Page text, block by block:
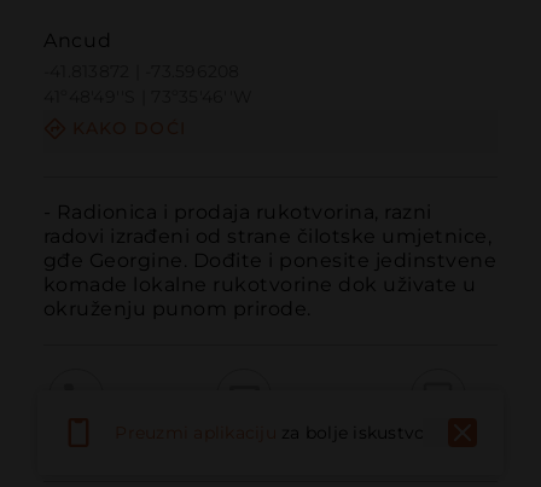
Ancud
- Radionica i prodaja rukotvorina, razni
radovi izrađeni od strane čilotske umjetnice,
gđe Georgine. Dođite i ponesite jedinstvene
komade lokalne rukotvorine dok uživate u
okruženju punom prirode.
Web stranica
za bolje iskustvo